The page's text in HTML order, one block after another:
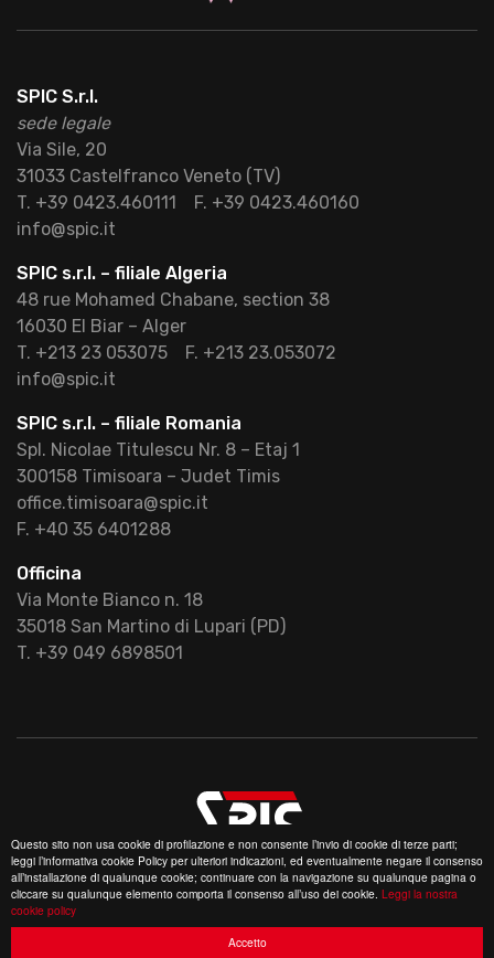
Accetto
Questo sito non usa cookie di profilazione e non consente l’invio di cookie di terze parti;
leggi l’informativa cookie Policy per ulteriori indicazioni, ed eventualmente negare il consenso
all’installazione di qualunque cookie; continuare con la navigazione su qualunque pagina o
cliccare su qualunque elemento comporta il consenso all’uso dei cookie. Leggi la nostra
cookie policy
SPIC S.r.l.
sede legale
Via Sile, 20
31033 Castelfranco Veneto (TV)
T. +39 0423.460111 F. +39 0423.460160
info@spic.it
SPIC s.r.l. – filiale Algeria
48 rue Mohamed Chabane, section 38
16030 El Biar – Alger
T. +213 23 053075 F. +213 23.053072
info@spic.it
SPIC s.r.l. – filiale Romania
Spl. Nicolae Titulescu Nr. 8 – Etaj 1
300158 Timisoara – Judet Timis
office.timisoara@spic.it
F. +40 35 6401288
Officina
Via Monte Bianco n. 18
35018 San Martino di Lupari (PD)
T. +39 049 6898501
© 2020 Spic srl - Tutti i diritti riservati |Privacy
policy|Cookie policy